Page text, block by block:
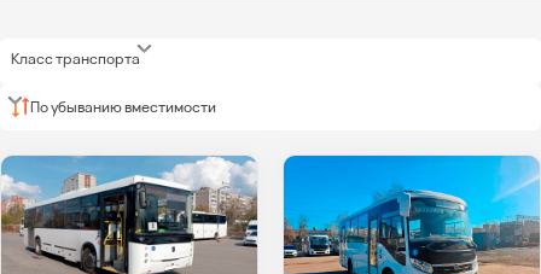
Класс транспорта
По убыванию вместимости